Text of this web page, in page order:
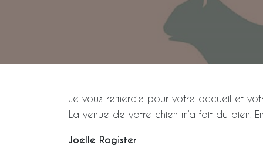
Je vous remercie pour votre accueil et
La venue de votre chien m’a fait du bien.
Joelle Rogister